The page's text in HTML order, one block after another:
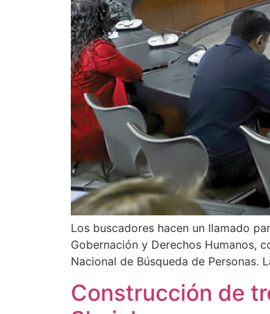
Los buscadores hacen un llamado
Gobernación y Derechos Humanos,
Nacional de Búsqueda de
Construcción de